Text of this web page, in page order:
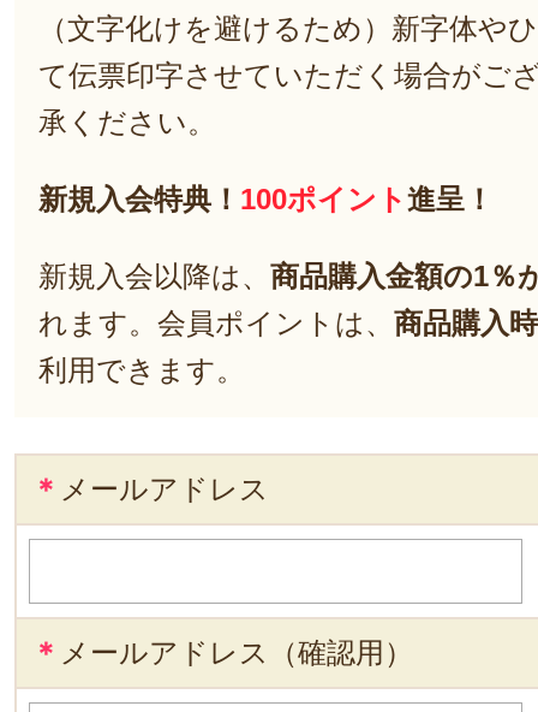
（文字化けを避けるため）新字体や
て伝票印字させていただく場合がご
承ください。
新規入会特典！ 100ポイント進呈！
新規入会以降は、 商品購入金額の1％
れます。会員ポイントは、 商品購入
利用できます。
＊ メールアドレス
＊ メールアドレス（確認用）